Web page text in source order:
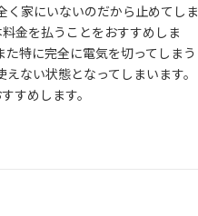
く家にいないのだから止めてしま
金を払うことをおすすめしま
特に完全に電気を切ってしまう
ない状態となってしまいます。
すめします。